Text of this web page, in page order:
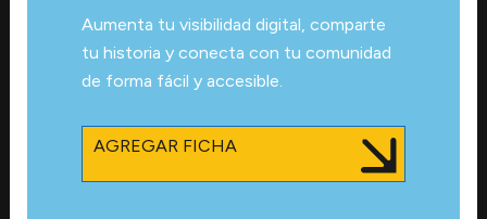
Aumenta tu visibilidad digital, comparte
tu historia y conecta con tu comunidad
de forma fácil y accesible.
AGREGAR FICHA